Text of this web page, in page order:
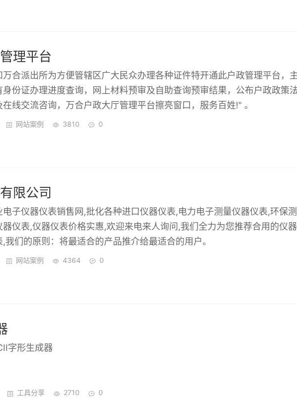
理平台
万合派出所为方便管辖区广大民众办理各种证件特开通此户政管理平台，主
身份证办理进度查询，网上材料预审及自助查询预审结果，公布户政政策
在线交流咨询，万合户政大厅管理平台擦亮窗口，服务百姓!" 。
网站案例 3810 0
限公司
电子仪器仪表销售网,批化各种进口仪器仪表,电力电子测量仪器仪表,环保测
器仪表,仪器仪表价格实惠,欢迎来电来人询问,我们全力为您推荐合用的仪器
,我们的原则：将最适合的产品推介给最适合的用户。
网站案例 4364 0
字形生成器
工具分享 2710 0